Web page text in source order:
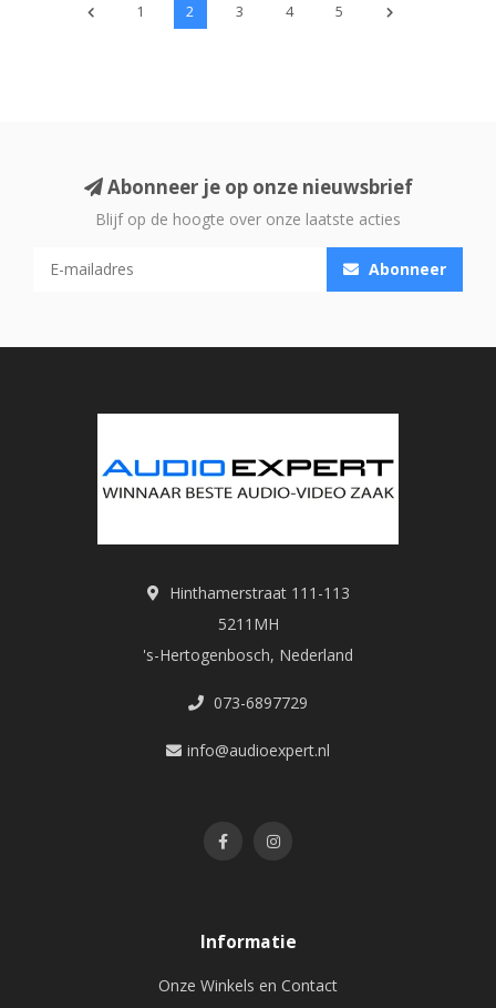
1 2 3 4 5
Abonneer je op onze nieuwsbrief
Blijf op de hoogte over onze laatste acties
Abonneer
Hinthamerstraat 111-113
5211MH
's-Hertogenbosch, Nederland
073-6897729
info@audioexpert.nl
Informatie
Onze Winkels en Contact